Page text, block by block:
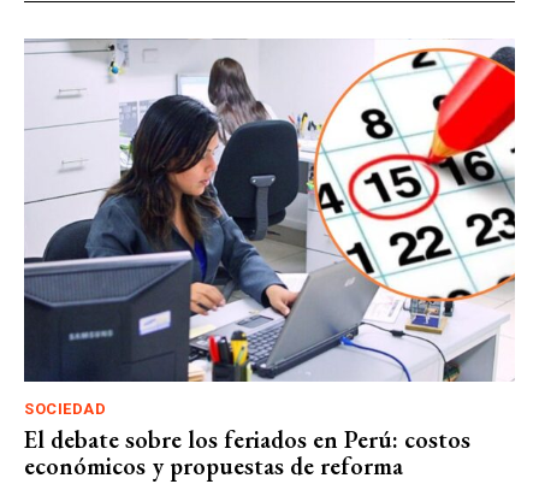
SOCIEDAD
El debate sobre los feriados en Perú: costos
económicos y propuestas de reforma